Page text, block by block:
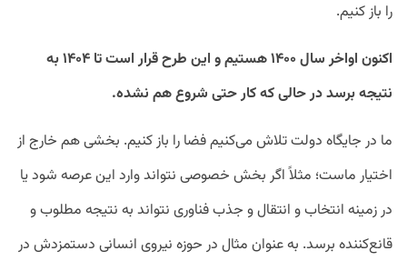
را باز کنیم.
اکنون اواخر سال ۱۴۰۰ هستیم و این طرح قرار است تا ۱۴۰۴ به
نتیجه برسد در ‌حالی که کار حتی شروع هم نشده.
ما در جایگاه دولت تلاش می‌کنیم فضا را باز کنیم. بخشی هم خارج از
اختیار ماست؛ مثلاً اگر بخش خصوصی نتواند وارد این عرصه شود یا
در زمینه انتخاب و انتقال و جذب فناوری نتواند به نتیجه مطلوب و
قانع‌کننده برسد. به عنوان مثال در حوزه نیروی انسانی دستمزدش در